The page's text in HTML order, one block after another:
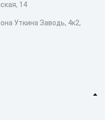
14
Уткина Заводь, 4к2,